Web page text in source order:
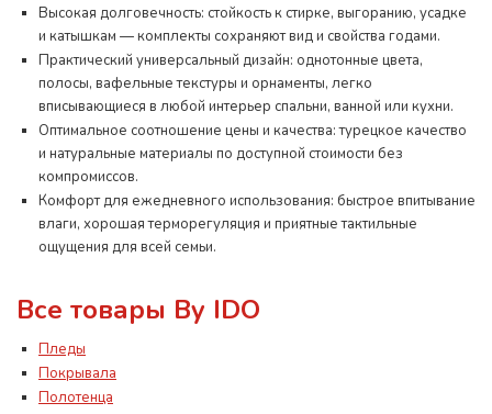
Высокая долговечность: стойкость к стирке, выгоранию, усадке
и катышкам — комплекты сохраняют вид и свойства годами.
Практический универсальный дизайн: однотонные цвета,
полосы, вафельные текстуры и орнаменты, легко
вписывающиеся в любой интерьер спальни, ванной или кухни.
Оптимальное соотношение цены и качества: турецкое качество
и натуральные материалы по доступной стоимости без
компромиссов.
Комфорт для ежедневного использования: быстрое впитывание
влаги, хорошая терморегуляция и приятные тактильные
ощущения для всей семьи.
Все товары By IDO
Пледы
Покрывала
Полотенца